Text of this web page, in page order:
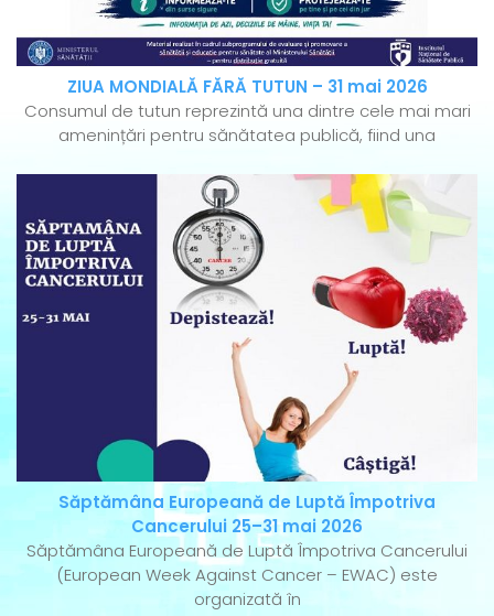
ZIUA MONDIALĂ FĂRĂ TUTUN – 31 mai 2026
Consumul de tutun reprezintă una dintre cele mai mari
amenințări pentru sănătatea publică, fiind una
Săptămâna Europeană de Luptă Împotriva
Cancerului 25–31 mai 2026
Săptămâna Europeană de Luptă Împotriva Cancerului
(European Week Against Cancer – EWAC) este
organizată în